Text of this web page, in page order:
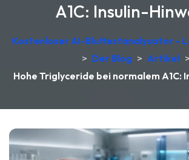
A1C: Insulin-
Kostenloser AI-Bluttestanalysator –
> Der Blog > Artikel >
Hohe Triglyceride bei normalem A1C: